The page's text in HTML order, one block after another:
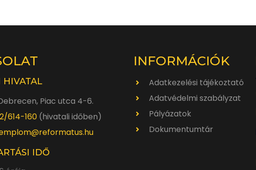
HIVATAL
Piac utca 4-6.
614-160 (hivatali időben)
IDŐ
INFORMÁCIÓK
Adatkezelési tájékoztató
Adatvédelmi szabályzat
Pályázatok
Dokumentumtár